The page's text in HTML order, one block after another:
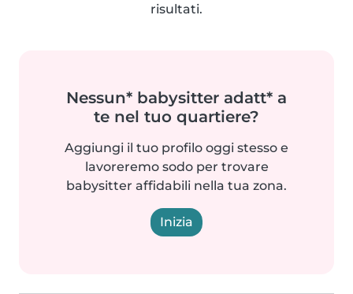
risultati.
Nessun* babysitter adatt* a
te nel tuo quartiere?
Aggiungi il tuo profilo oggi stesso e
lavoreremo sodo per trovare
babysitter affidabili nella tua zona.
Inizia